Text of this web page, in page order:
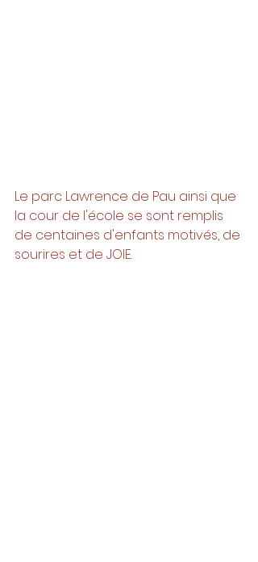
Le parc Lawrence de Pau ainsi que
la cour de l'école se sont remplis
de centaines d'enfants motivés, de
sourires et de JOIE.